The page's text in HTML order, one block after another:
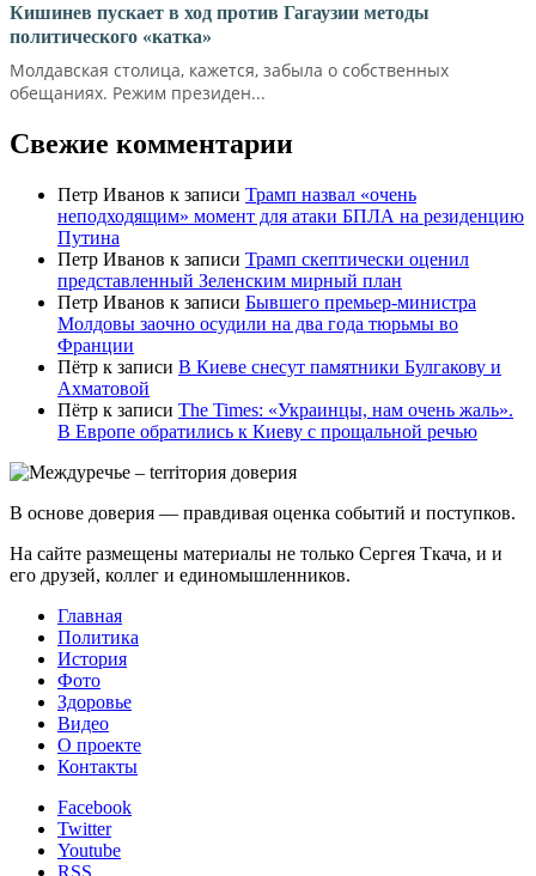
Кишинев пускает в ход против Гагаузии методы
политического «катка»
Молдавская столица, кажется, забыла о собственных
обещаниях. Режим президен...
Свежие комментарии
Петр Иванов к записи Трамп назвал «очень
неподходящим» момент для атаки БПЛА на резиденцию
Путина
Петр Иванов к записи Трамп скептически оценил
представленный Зеленским мирный план
Петр Иванов к записи Бывшего премьер-министра
Молдовы заочно осудили на два года тюрьмы во
Франции
Пётр к записи В Киеве снесут памятники Булгакову и
Ахматовой
Пётр к записи Тhe Times: «Украинцы, нам очень жаль».
В Европе обратились к Киеву с прощальной речью
В основе доверия — правдивая оценка событий и поступков.
На сайте размещены материалы не только Сергея Ткача, и и
его друзей, коллег и единомышленников.
Главная
Политика
История
Фото
Здоровье
Видео
О проекте
Контакты
Facebook
Twitter
Youtube
RSS